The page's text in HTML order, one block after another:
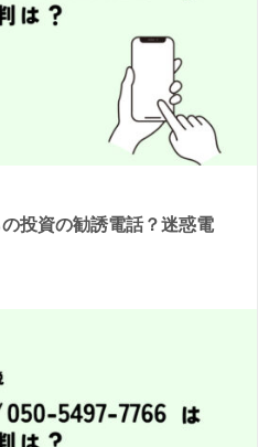
投資の勧誘電話？迷惑電